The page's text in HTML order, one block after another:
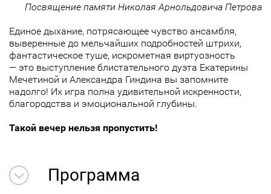
Посвящение памяти Николая Арнольдовича Петрова
Единое дыхание, потрясающее чувство ансамбля,
выверенные до мельчайших подробностей штрихи,
фантастическое туше, искрометная виртуозность
— это выступление блистательного дуэта Екатерины
Мечетиной и Александра Гиндина вы запомните
надолго! Их игра полна удивительной искренности,
благородства и эмоциональной глубины.
Такой вечер нельзя пропустить!
Программа